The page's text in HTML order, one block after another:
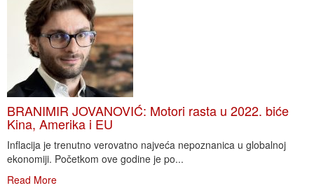
BRANIMIR JOVANOVIĆ: Motori rasta u 2022. biće
Kina, Amerika i EU
Inflacija je trenutno verovatno najveća nepoznanica u globalnoj
ekonomiji. Početkom ove godine je po...
Read More